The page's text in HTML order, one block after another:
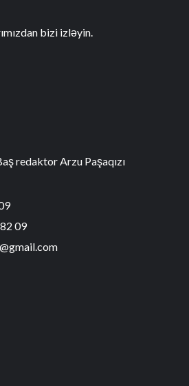
bizi izləyin.
redaktor Arzu Paşaqızı
09